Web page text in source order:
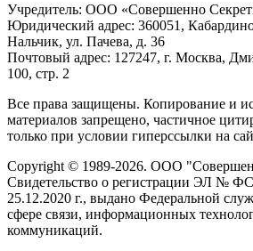
Учредитель: ООО «Совершенно
Юридический адрес: 360051,
Нальчик, ул. Пачева, д. 36
Почтовый адрес: 127247, г. Москва,
100, стр. 2
Все права защищены. Копирование и
материалов запрещено, частичное
только при условии гиперссылки на
Copyright © 1989-2026. ООО
Свидетельство о регистрации ЭЛ №
25.12.2020 г., выдано Федеральной
сфере связи, информационных
коммуникаций.